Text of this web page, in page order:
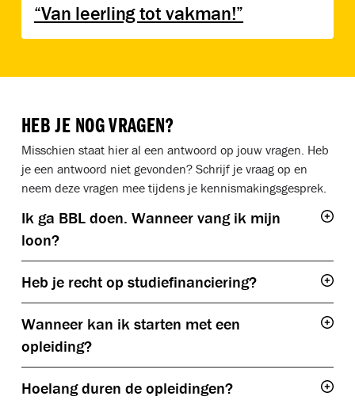
“Van leerling tot vakman!”
HEB JE NOG VRAGEN?
Misschien staat hier al een antwoord op jouw vragen. Heb
je een antwoord niet gevonden? Schrijf je vraag op en
neem deze vragen mee tijdens je kennismakingsgesprek.
Ik ga BBL doen. Wanneer vang ik mijn
loon?
Heb je recht op studiefinanciering?
Wanneer kan ik starten met een
opleiding?
Hoelang duren de opleidingen?